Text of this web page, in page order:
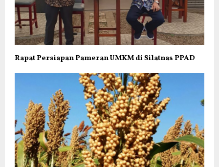
Rapat Persiapan Pameran UMKM di Silatnas PPAD